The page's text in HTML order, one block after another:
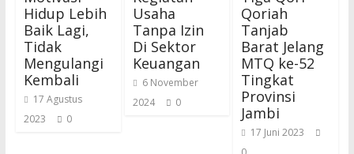
Hidup Lebih
Baik Lagi,
Tidak
Mengulangi
Kembali
17 Agustus
2023
0
Usaha
Tanpa Izin
Di Sektor
Keuangan
6 November
2024
0
Qoriah
Tanjab
Barat Jelang
MTQ ke-52
Tingkat
Provinsi
Jambi
17 Juni 2023